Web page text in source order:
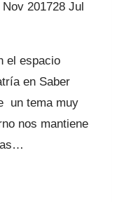
Nov 201728 Jul
el espacio
en Saber
un tema muy
nos mantiene